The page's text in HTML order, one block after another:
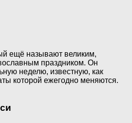
ещё называют великим,
праздником. Он
неделю, известную, как
которой ежегодно меняются.